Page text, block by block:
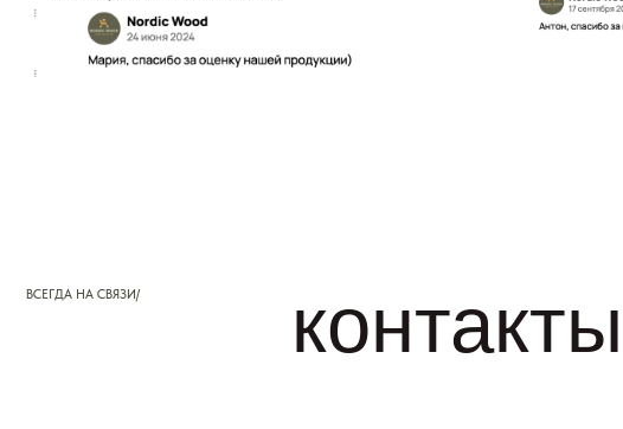
контакты
ВСЕГДА НА СВЯЗИ/
г. Петрозаводск, ЖК Александровский, ПН - ПТ
10:00 - 17:00